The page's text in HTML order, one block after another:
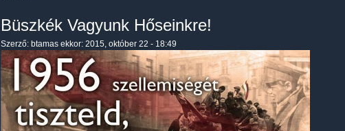
Büszkék Vagyunk Hőseinkre!
Szerző: btamas ekkor: 2015, október 22 - 18:49